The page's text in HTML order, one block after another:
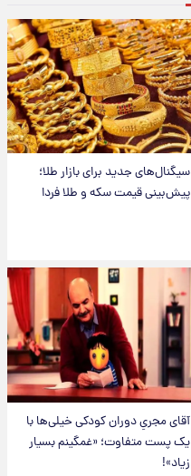
سیگنال‌های جدید برای بازار طلا؛
پیش‌بینی قیمت سکه و طلا فردا
آقای مجریِ دوران کودکی خیلی‌ها با
یک پست متفاوت؛ «غمگینم بسیار
زیاد»!